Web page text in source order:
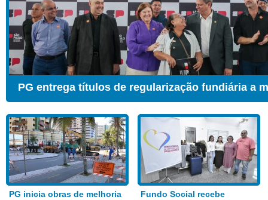
CER ganha Sala de Estimulação Sensorial
PG inicia obras de melhoria
Fundo Social recebe